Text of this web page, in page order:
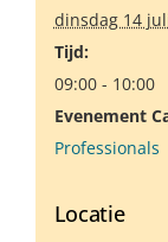
dinsdag 14
Tijd:
09:00 - 10:00
Evenement
Professionals
Locatie